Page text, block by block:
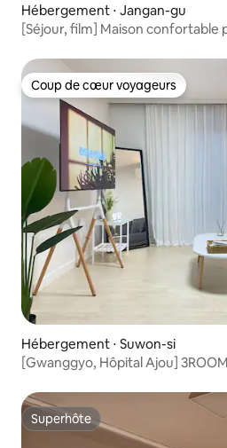
Hébergement ⋅ Jangan-gu
[Séjour, film] Maison confortable
Banghwasuryujeong, 1 minute
peuvent être stockés
Coup de cœur voyageurs
Coup de cœur voyageurs
Hébergement ⋅ Suwon-si
[Gwanggyo, Hôpital Ajou]
confortable
Superhôte
Superhôte